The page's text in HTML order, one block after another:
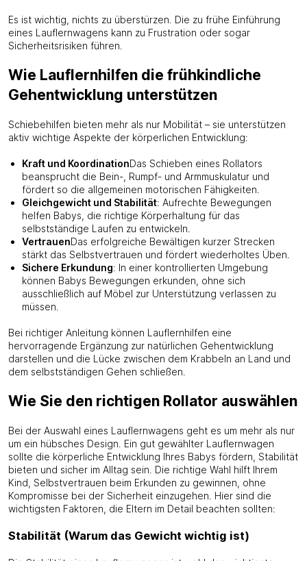
Es ist wichtig, nichts zu überstürzen. Die zu frühe Einführung
eines Lauflernwagens kann zu Frustration oder sogar
Sicherheitsrisiken führen.
Wie Lauflernhilfen die frühkindliche
Gehentwicklung unterstützen
Schiebehilfen bieten mehr als nur Mobilität – sie unterstützen
aktiv wichtige Aspekte der körperlichen Entwicklung:
Kraft und KoordinationDas Schieben eines Rollators
beansprucht die Bein-, Rumpf- und Armmuskulatur und
fördert so die allgemeinen motorischen Fähigkeiten.
Gleichgewicht und Stabilität: Aufrechte Bewegungen
helfen Babys, die richtige Körperhaltung für das
selbstständige Laufen zu entwickeln.
VertrauenDas erfolgreiche Bewältigen kurzer Strecken
stärkt das Selbstvertrauen und fördert wiederholtes Üben.
Sichere Erkundung: In einer kontrollierten Umgebung
können Babys Bewegungen erkunden, ohne sich
ausschließlich auf Möbel zur Unterstützung verlassen zu
müssen.
Bei richtiger Anleitung können Lauflernhilfen eine
hervorragende Ergänzung zur natürlichen Gehentwicklung
darstellen und die Lücke zwischen dem Krabbeln an Land und
dem selbstständigen Gehen schließen.
Wie Sie den richtigen Rollator auswählen
Bei der Auswahl eines Lauflernwagens geht es um mehr als nur
um ein hübsches Design. Ein gut gewählter Lauflernwagen
sollte die körperliche Entwicklung Ihres Babys fördern, Stabilität
bieten und sicher im Alltag sein. Die richtige Wahl hilft Ihrem
Kind, Selbstvertrauen beim Erkunden zu gewinnen, ohne
Kompromisse bei der Sicherheit einzugehen. Hier sind die
wichtigsten Faktoren, die Eltern im Detail beachten sollten:
Stabilität (Warum das Gewicht wichtig ist)